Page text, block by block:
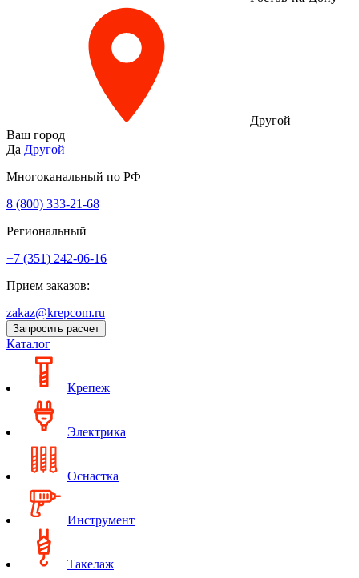
Другой
Ваш город
Да Другой
Многоканальный по РФ
8 (800) 333‑21-68
Региональный
+7 (351) 242-06-16
Прием заказов:
zakaz@krepcom.ru
Запросить расчет
Каталог
Крепеж
Электрика
Оснастка
Инструмент
Такелаж